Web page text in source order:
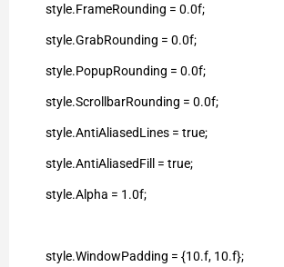
style.FrameRounding = 0.0f;
style.GrabRounding = 0.0f;
style.PopupRounding = 0.0f;
style.ScrollbarRounding = 0.0f;
style.AntiAliasedLines = true;
style.AntiAliasedFill = true;
style.Alpha = 1.0f;
style.WindowPadding = {10.f, 10.f};